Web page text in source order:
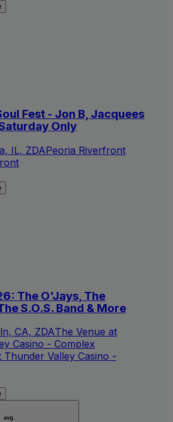
Fest - Jon B, Jacquees
Only
IL, ZDAPeoria Riverfront
The O'Jays, The
S.O.S. Band & More
CA, ZDAThe Venue at
Casino - Complex
Thunder Valley Casino -
avg.